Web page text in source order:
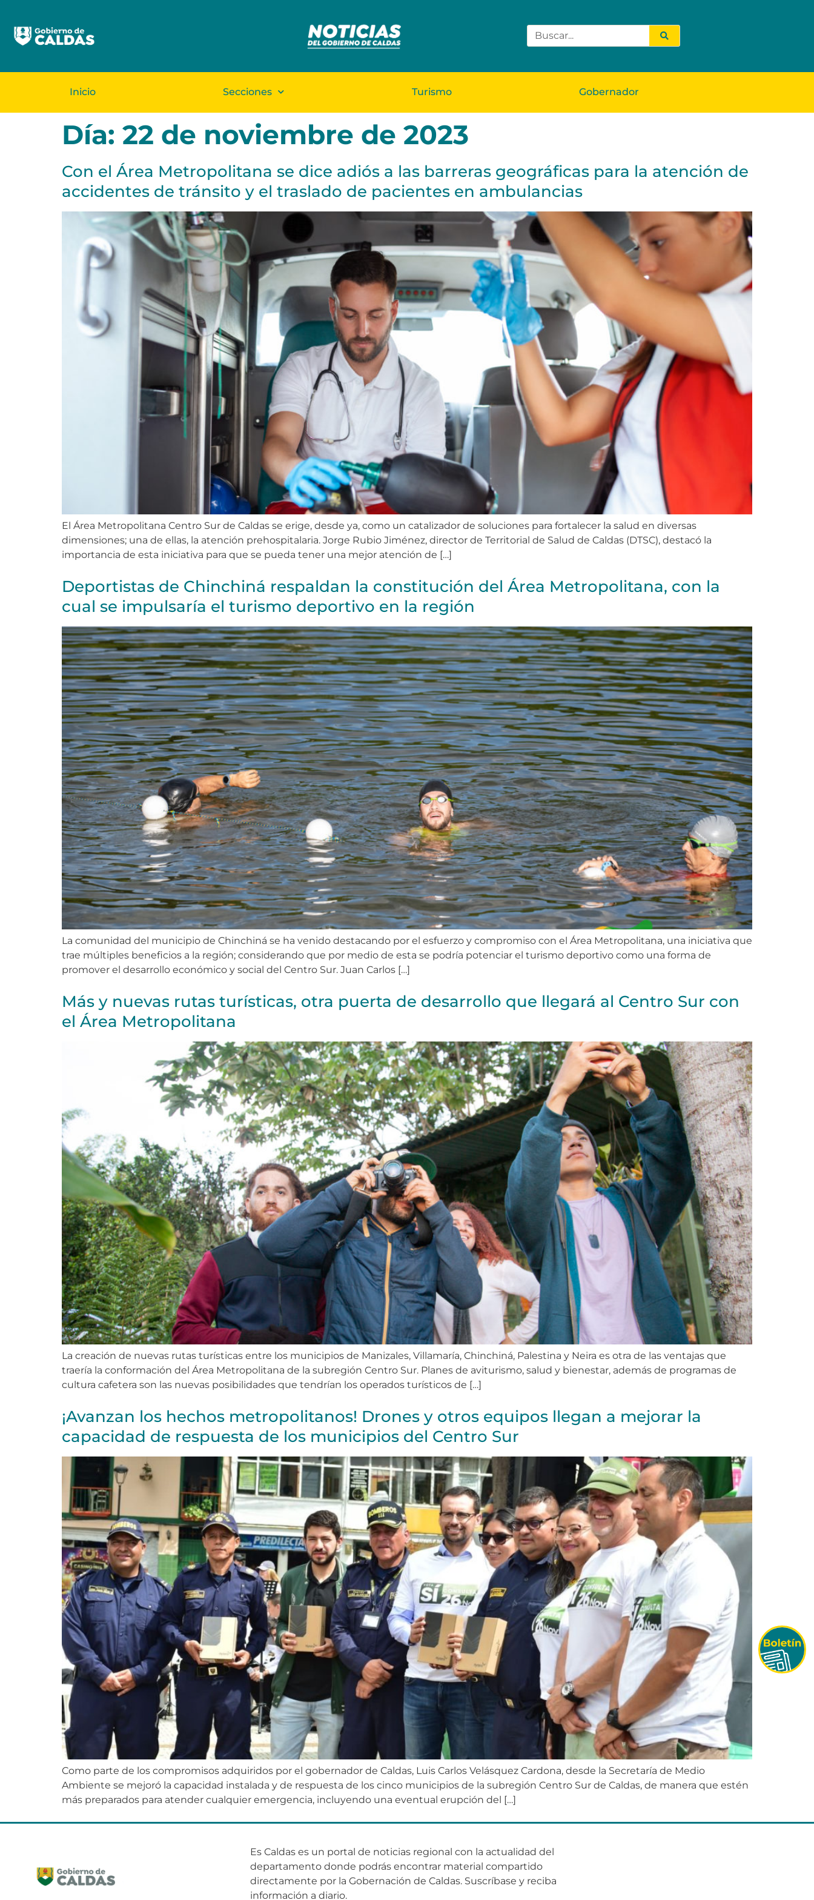
Inicio Secciones Turismo Gobernador
Día: 22 de noviembre de 2023
Con el Área Metropolitana se dice adiós a las barreras geográficas para la atención de
accidentes de tránsito y el traslado de pacientes en ambulancias
El Área Metropolitana Centro Sur de Caldas se erige, desde ya, como un catalizador de soluciones para fortalecer la salud en diversas
dimensiones; una de ellas, la atención prehospitalaria. Jorge Rubio Jiménez, director de Territorial de Salud de Caldas (DTSC), destacó la
importancia de esta iniciativa para que se pueda tener una mejor atención de […]
Deportistas de Chinchiná respaldan la constitución del Área Metropolitana, con la
cual se impulsaría el turismo deportivo en la región
La comunidad del municipio de Chinchiná se ha venido destacando por el esfuerzo y compromiso con el Área Metropolitana, una iniciativa que
trae múltiples beneficios a la región; considerando que por medio de esta se podría potenciar el turismo deportivo como una forma de
promover el desarrollo económico y social del Centro Sur. Juan Carlos […]
Más y nuevas rutas turísticas, otra puerta de desarrollo que llegará al Centro Sur con
el Área Metropolitana
La creación de nuevas rutas turísticas entre los municipios de Manizales, Villamaría, Chinchiná, Palestina y Neira es otra de las ventajas que
traería la conformación del Área Metropolitana de la subregión Centro Sur. Planes de aviturismo, salud y bienestar, además de programas de
cultura cafetera son las nuevas posibilidades que tendrían los operados turísticos de […]
¡Avanzan los hechos metropolitanos! Drones y otros equipos llegan a mejorar la
capacidad de respuesta de los municipios del Centro Sur
Como parte de los compromisos adquiridos por el gobernador de Caldas, Luis Carlos Velásquez Cardona, desde la Secretaría de Medio
Ambiente se mejoró la capacidad instalada y de respuesta de los cinco municipios de la subregión Centro Sur de Caldas, de manera que estén
más preparados para atender cualquier emergencia, incluyendo una eventual erupción del […]
Es Caldas es un portal de noticias regional con la actualidad del
departamento donde podrás encontrar material compartido
directamente por la Gobernación de Caldas. Suscríbase y reciba
información a diario.